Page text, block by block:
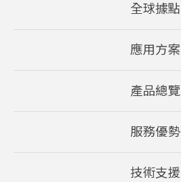
全球據點
應用方案
產品總覽
服務優勢
技術支援